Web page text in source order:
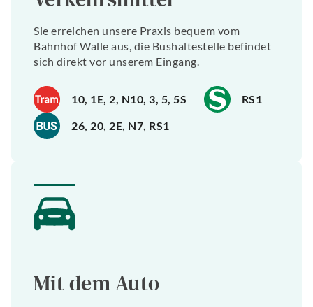
Sie erreichen unsere Praxis bequem vom
Bahnhof Walle aus, die Bushaltestelle befindet
sich direkt vor unserem Eingang.
10, 1E, 2, N10, 3, 5, 5S
RS1
26, 20, 2E, N7, RS1
Mit dem Auto